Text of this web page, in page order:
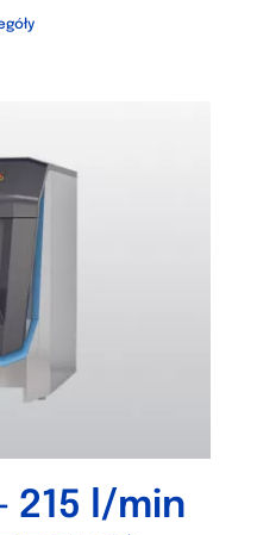
215 l/min